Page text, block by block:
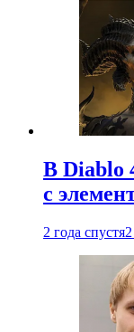
В Diablo
с
2 года спустя